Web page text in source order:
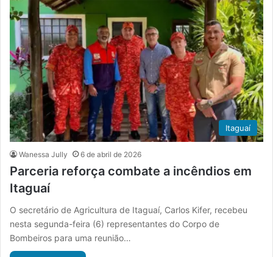
Itaguaí
Wanessa Jully 6 de abril de 2026
Parceria reforça combate a incêndios em
Itaguaí
O secretário de Agricultura de Itaguaí, Carlos Kifer, recebeu
nesta segunda-feira (6) representantes do Corpo de
Bombeiros para uma reunião…